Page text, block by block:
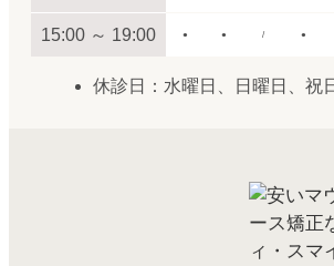
15:00 ～ 19:00 ● ● / ●
休診日：水曜日、日曜日、祝